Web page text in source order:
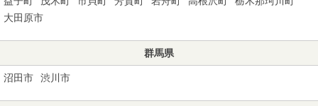
大田原市
群馬県
沼田市 渋川市